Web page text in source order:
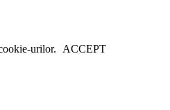
urilor. ACCEPT